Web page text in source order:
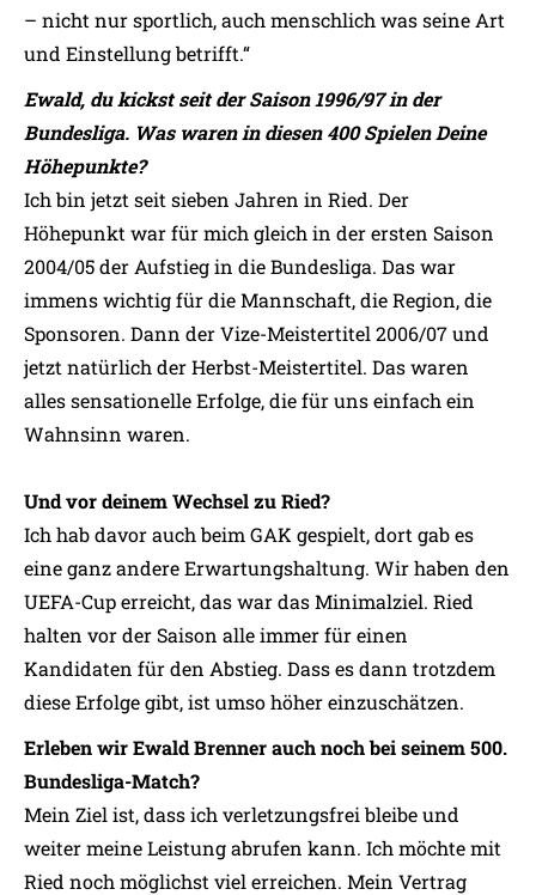
– nicht nur sportlich, auch menschlich was seine Art
und Einstellung betrifft.“
Ewald, du kickst seit der Saison 1996/97 in der
Bundesliga. Was waren in diesen 400 Spielen Deine
Höhepunkte?
Ich bin jetzt seit sieben Jahren in Ried. Der
Höhepunkt war für mich gleich in der ersten Saison
2004/05 der Aufstieg in die Bundesliga. Das war
immens wichtig für die Mannschaft, die Region, die
Sponsoren. Dann der Vize-Meistertitel 2006/07 und
jetzt natürlich der Herbst-Meistertitel. Das waren
alles sensationelle Erfolge, die für uns einfach ein
Wahnsinn waren.
Und vor deinem Wechsel zu Ried?
Ich hab davor auch beim GAK gespielt, dort gab es
eine ganz andere Erwartungshaltung. Wir haben den
UEFA-Cup erreicht, das war das Minimalziel. Ried
halten vor der Saison alle immer für einen
Kandidaten für den Abstieg. Dass es dann trotzdem
diese Erfolge gibt, ist umso höher einzuschätzen.
Erleben wir Ewald Brenner auch noch bei seinem 500.
Bundesliga-Match?
Mein Ziel ist, dass ich verletzungsfrei bleibe und
weiter meine Leistung abrufen kann. Ich möchte mit
Ried noch möglichst viel erreichen. Mein Vertrag